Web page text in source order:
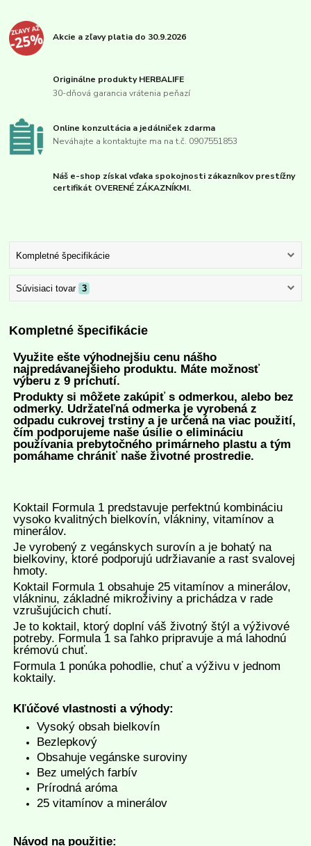
Akcie a zľavy platia do 30.9.2026
Originálne produkty HERBALIFE
30-dňová garancia vrátenia peňazí
Online konzultácia a jedálniček zdarma
Neváhajte a kontaktujte ma na t.č. 0907551853
Náš e-shop získal vďaka spokojnosti zákazníkov prestížny
certifikát OVERENÉ ZÁKAZNÍKMI.
Kompletné špecifikácie
Súvisiaci tovar 3
Kompletné špecifikácie
Využite ešte výhodnejšiu cenu nášho
najpredávanejšieho produktu. Máte možnosť
výberu z 9 príchutí.
Produkty si môžete zakúpiť s odmerkou, alebo bez
odmerky. Udržateľná odmerka je vyrobená z
odpadu cukrovej trstiny a je určená na viac použití,
čím podporujeme naše úsilie o elimináciu
používania prebytočného primárneho plastu a tým
pomáhame chrániť naše životné prostredie.
Koktail Formula 1 predstavuje perfektnú kombináciu
vysoko kvalitných bielkovín, vlákniny, vitamínov a
minerálov.
Je vyrobený z vegánskych surovín a je bohatý na
bielkoviny, ktoré podporujú udržiavanie a rast svalovej
hmoty.
Koktail Formula 1 obsahuje 25 vitamínov a minerálov,
vlákninu, základné mikroživiny a prichádza v rade
vzrušujúcich chutí.
Je to koktail, ktorý doplní váš životný štýl a výživové
potreby. Formula 1 sa ľahko pripravuje a má lahodnú
krémovú chuť.
Formula 1 ponúka pohodlie, chuť a výživu v jednom
koktaily.
Kľúčové vlastnosti a výhody:
Vysoký obsah bielkovín
Bezlepkový
Obsahuje vegánske suroviny
Bez umelých farbív
Prírodná aróma
25 vitamínov a minerálov
Návod na použitie: